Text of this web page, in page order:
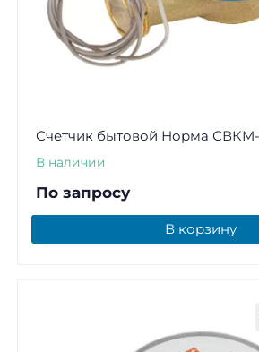
Счетчик бытовой Норма СВКМ-
В наличии
По запросу
В корзину